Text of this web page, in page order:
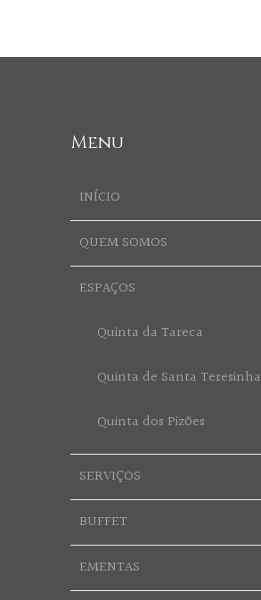
Menu
INÍCIO
QUEM SOMOS
ESPAÇOS
Quinta da Tareca
Quinta de Santa Teresinha
Quinta dos Pizões
SERVIÇOS
BUFFET
EMENTAS